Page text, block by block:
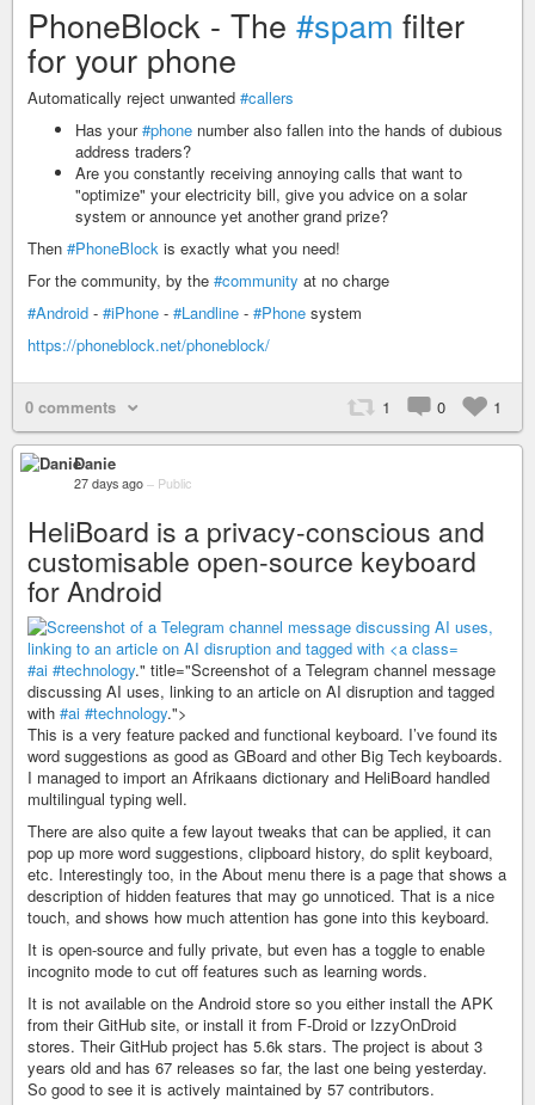
PhoneBlock - The #spam filter
for your phone
Automatically reject unwanted #callers
Has your#phone number also fallen into the hands of dubious
address traders?
Are you constantly receiving annoying calls that want to
"optimize" your electricity bill, give you advice on a solar
system or announce yet another grand prize?
Then #PhoneBlock is exactly what you need!
For the community, by the #community at no charge
#Android - #iPhone - #Landline - #Phone system
https://phoneblock.net/phoneblock/
0 comments 1 0 1
Danie
27 days ago – Public
HeliBoard is a privacy-conscious and
customisable open-source keyboard
for Android
#ai #technology." title="Screenshot of a Telegram channel message
discussing AI uses, linking to an article on AI disruption and tagged
with #ai #technology.">
This is a very feature packed and functional keyboard. I’ve found its
word suggestions as good as GBoard and other Big Tech keyboards.
I managed to import an Afrikaans dictionary and HeliBoard handled
multilingual typing well.
There are also quite a few layout tweaks that can be applied, it can
pop up more word suggestions, clipboard history, do split keyboard,
etc. Interestingly too, in the About menu there is a page that shows a
description of hidden features that may go unnoticed. That is a nice
touch, and shows how much attention has gone into this keyboard.
It is open-source and fully private, but even has a toggle to enable
incognito mode to cut off features such as learning words.
It is not available on the Android store so you either install the APK
from their GitHub site, or install it from F-Droid or IzzyOnDroid
stores. Their GitHub project has 5.6k stars. The project is about 3
years old and has 67 releases so far, the last one being yesterday.
So good to see it is actively maintained by 57 contributors.